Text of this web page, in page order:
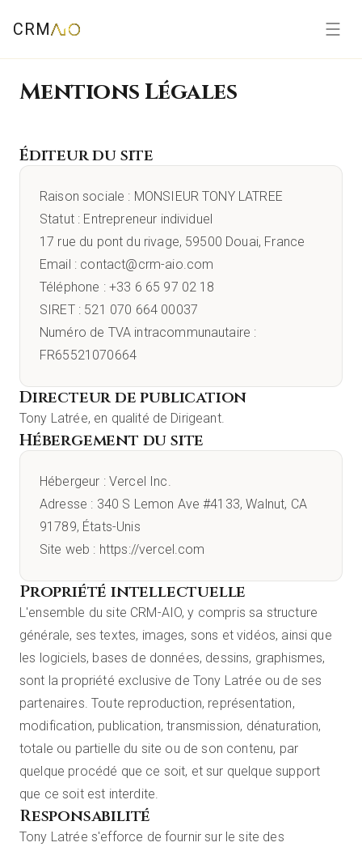
CRM
Mentions Légales
Éditeur du site
Raison sociale : MONSIEUR TONY LATREE
Statut : Entrepreneur individuel
17 rue du pont du rivage, 59500 Douai, France
Email : contact@crm-aio.com
Téléphone : +33 6 65 97 02 18
SIRET : 521 070 664 00037
Numéro de TVA intracommunautaire :
FR65521070664
Directeur de publication
Tony Latrée, en qualité de Dirigeant.
Hébergement du site
Hébergeur : Vercel Inc.
Adresse : 340 S Lemon Ave #4133, Walnut, CA
91789, États-Unis
Site web : https://vercel.com
Propriété intellectuelle
L'ensemble du site CRM-AIO, y compris sa structure
générale, ses textes, images, sons et vidéos, ainsi que
les logiciels, bases de données, dessins, graphismes,
sont la propriété exclusive de Tony Latrée ou de ses
partenaires. Toute reproduction, représentation,
modification, publication, transmission, dénaturation,
totale ou partielle du site ou de son contenu, par
quelque procédé que ce soit, et sur quelque support
que ce soit est interdite.
Responsabilité
Tony Latrée s'efforce de fournir sur le site des